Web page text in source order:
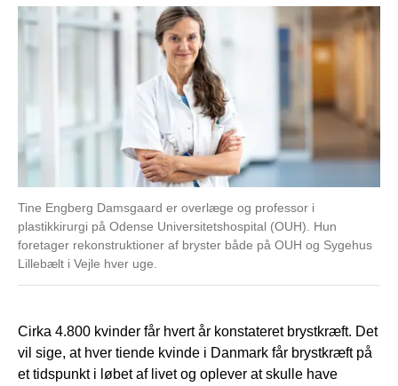
Tine Engberg Damsgaard er overlæge og professor i
plastikkirurgi på Odense Universitetshospital (OUH). Hun
foretager rekonstruktioner af bryster både på OUH og Sygehus
Lillebælt i Vejle hver uge.
Cirka 4.800 kvinder får hvert år konstateret brystkræft. Det
vil sige, at hver tiende kvinde i Danmark får brystkræft på
et tidspunkt i løbet af livet og oplever at skulle have